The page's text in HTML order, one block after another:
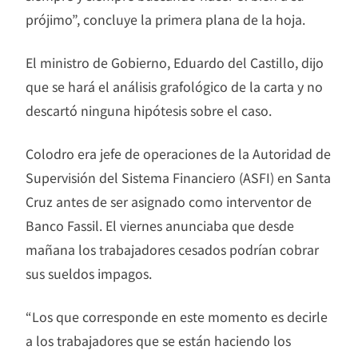
prójimo”, concluye la primera plana de la hoja.
El ministro de Gobierno, Eduardo del Castillo, dijo
que se hará el análisis grafológico de la carta y no
descartó ninguna hipótesis sobre el caso.
Colodro era jefe de operaciones de la Autoridad de
Supervisión del Sistema Financiero (ASFI) en Santa
Cruz antes de ser asignado como interventor de
Banco Fassil. El viernes anunciaba que desde
mañana los trabajadores cesados podrían cobrar
sus sueldos impagos.
“Los que corresponde en este momento es decirle
a los trabajadores que se están haciendo los